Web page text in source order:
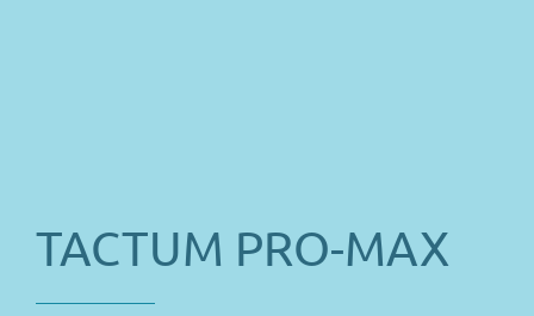
TACTUM PRO-MAX